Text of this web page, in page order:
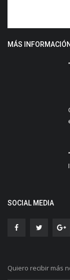
MÁS INFORMACIÓN
SOCIAL MEDIA
Quiero recibir más